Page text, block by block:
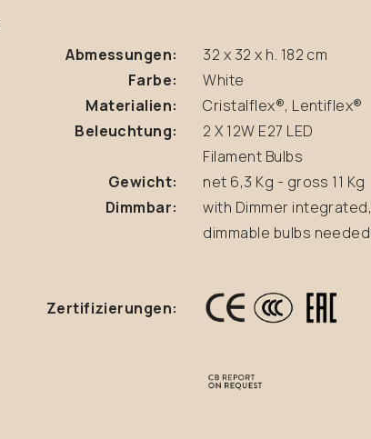
Abmessungen:
32 x 32 x h. 182 cm
Farbe:
White
Materialien:
Cristalflex®, Lentiflex®
Beleuchtung:
2 X 12W E27 LED
Filament Bulbs
Gewicht:
net 6,3 Kg - gross 11 Kg
Dimmbar:
with Dimmer integrated,
dimmable bulbs needed
Zertifizierungen: